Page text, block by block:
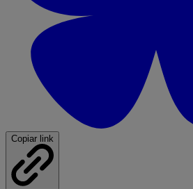
Copiar link